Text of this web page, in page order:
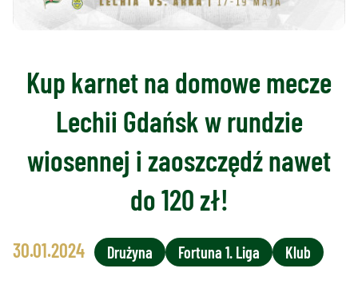
Kup karnet na domowe mecze
Lechii Gdańsk w rundzie
wiosennej i zaoszczędź nawet
do 120 zł!
30.01.2024 Drużyna Fortuna 1. Liga Klub